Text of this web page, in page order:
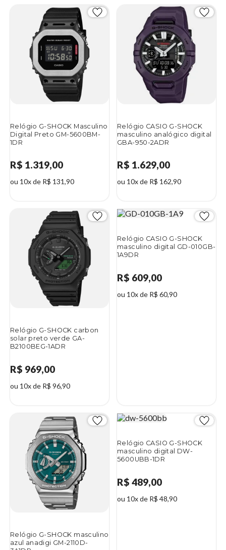
Relógio G-SHOCK Masculino
Digital Preto GM-5600BM-
1DR
R$ 1.319,00
ou 10x de R$ 131,90
Relógio CASIO G-SHOCK
masculino analógico digital
GBA-950-2ADR
R$ 1.629,00
ou 10x de R$ 162,90
Relógio G-SHOCK carbon
solar preto verde GA-
B2100BEG-1ADR
R$ 969,00
ou 10x de R$ 96,90
Relógio CASIO G-SHOCK
masculino digital GD-010GB-
1A9DR
R$ 609,00
ou 10x de R$ 60,90
Relógio G-SHOCK masculino
azul anadigi GM-2110D-
Relógio CASIO G-SHOCK
masculino digital DW-
5600UBB-1DR
R$ 489,00
ou 10x de R$ 48,90